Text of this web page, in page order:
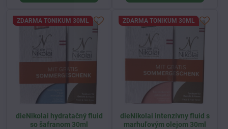
ZDARMA TONIKUM 30ML
dieNikolai hydratačný fluid
so šafranom 30ml
ZDARMA TONIKUM 30ML
dieNikolai intenzívny fluid s
marhuľovým olejom 30ml